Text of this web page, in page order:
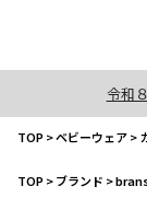
令和
TOP>ベビーウェア>
TOP>ブランド >